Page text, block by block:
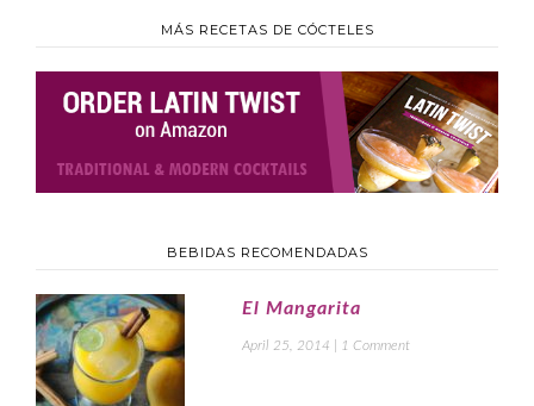
MÁS RECETAS DE CÓCTELES
BEBIDAS RECOMENDADAS
El Mangarita
April 25, 2014 1 Comment